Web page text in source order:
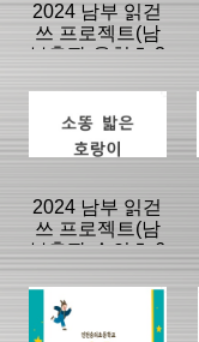
2024 남부 읽걷
쓰 프로젝트(남
부출판-용현초 3
분류명 : 학생작
품(초등)
|
2025/01/06
2024 남부 읽걷
쓰 프로젝트(남
부출판-숭의초 6
학년 8반)
분류명 : 학생작
품(초등)